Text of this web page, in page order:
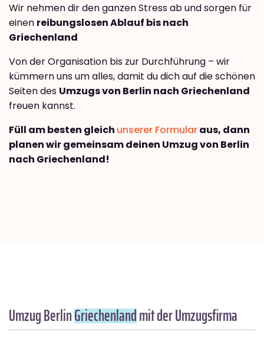
Wir nehmen dir den ganzen Stress ab und sorgen für
einen reibungslosen Ablauf bis nach
Griechenland
Von der Organisation bis zur Durchführung – wir
kümmern uns um alles, damit du dich auf die schönen
Seiten des Umzugs von Berlin nach Griechenland
freuen kannst.
Füll am besten gleich unserer Formularaus, dann
planen wir gemeinsam deinen Umzug von Berlin
nach Griechenland!
Umzug BerlinGriechenlandmit der Umzugsfirma